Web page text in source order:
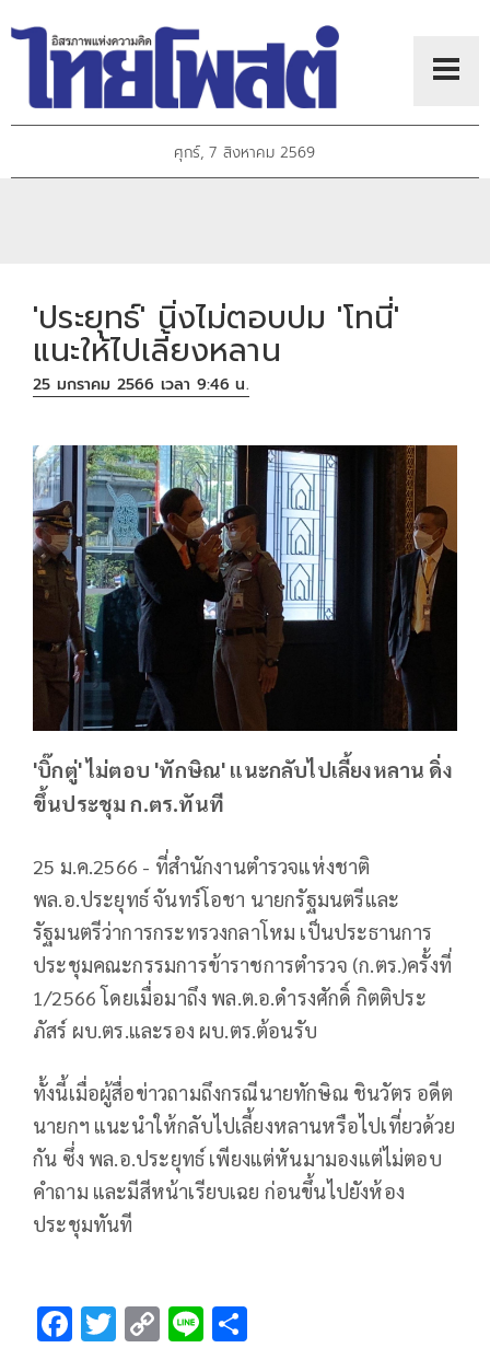
ศุกร์, 7 สิงหาคม 2569
'ประยุทธ์' นิ่งไม่ตอบปม 'โทนี่'
แนะให้ไปเลี้ยงหลาน
25 มกราคม 2566 เวลา 9:46 น.
'บิ๊กตู่' ไม่ตอบ 'ทักษิณ' แนะกลับไปเลี้ยงหลาน ดิ่ง
ขึ้นประชุม ก.ตร.ทันที
25 ม.ค.2566 - ที่สำนักงานตำรวจแห่งชาติ
พล.อ.ประยุทธ์ จันทร์โอชา นายกรัฐมนตรีและ
รัฐมนตรีว่าการกระทรวงกลาโหม เป็นประธานการ
ประชุมคณะกรรมการข้าราชการตำรวจ (ก.ตร.)ครั้งที่
1/2566 โดยเมื่อมาถึง พล.ต.อ.ดำรงศักดิ์ กิตติประ
ภัสร์ ผบ.ตร.และรอง ผบ.ตร.ต้อนรับ
ทั้งนี้เมื่อผู้สื่อข่าวถามถึงกรณีนายทักษิณ ชินวัตร อดีต
นายกฯ แนะนำให้กลับไปเลี้ยงหลานหรือไปเที่ยวด้วย
กัน ซึ่ง พล.อ.ประยุทธ์ เพียงแต่หันมามองแต่ไม่ตอบ
คำถาม และมีสีหน้าเรียบเฉย ก่อนขึ้นไปยังห้อง
ประชุมทันที
F T C Li